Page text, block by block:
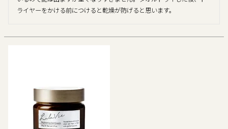
ライヤーをかける前につけると乾燥が防げると思います。